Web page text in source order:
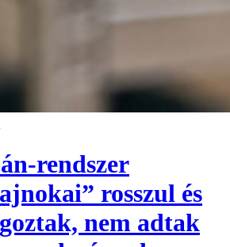
rendszer
rosszul és
nem adtak